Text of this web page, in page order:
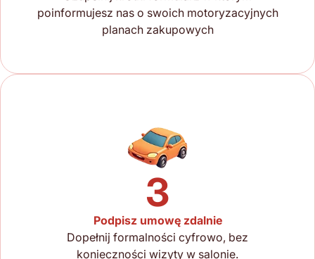
poinformujesz nas o swoich motoryzacyjnych
planach zakupowych
3
Podpisz umowę zdalnie
Dopełnij formalności cyfrowo, bez
konieczności wizyty w salonie.